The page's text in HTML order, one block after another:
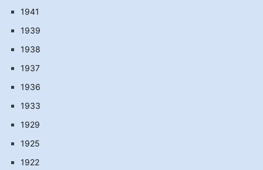
1941
1939
1938
1937
1936
1933
1929
1925
1922